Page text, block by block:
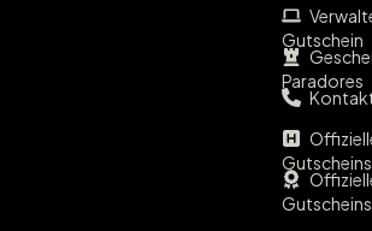
Gutschein
Paradores